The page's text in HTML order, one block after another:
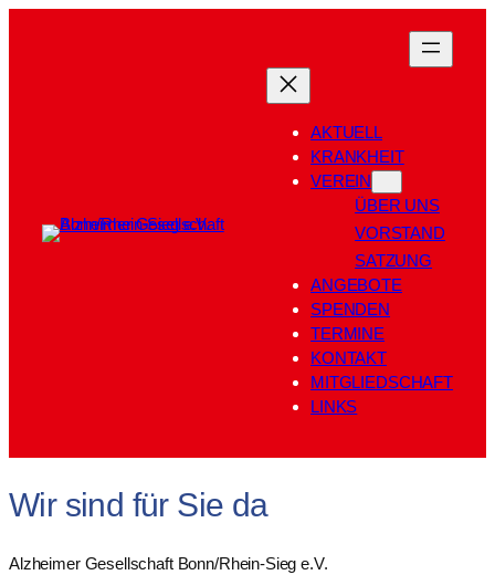
AKTUELL
KRANKHEIT
VEREIN
ÜBER UNS
VORSTAND
SATZUNG
ANGEBOTE
SPENDEN
TERMINE
KONTAKT
MITGLIEDSCHAFT
LINKS
Wir sind für Sie da
Alzheimer Gesellschaft Bonn/Rhein-Sieg e.V.